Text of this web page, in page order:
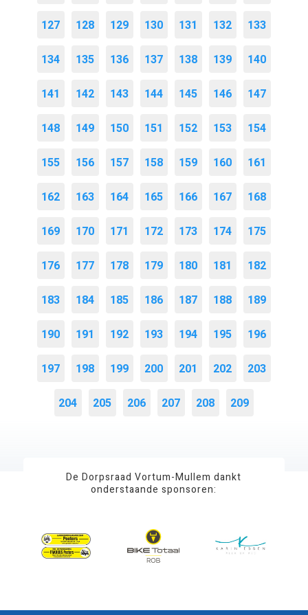
127 128 129 130 131 132 133
134 135 136 137 138 139 140
141 142 143 144 145 146 147
148 149 150 151 152 153 154
155 156 157 158 159 160 161
162 163 164 165 166 167 168
169 170 171 172 173 174 175
176 177 178 179 180 181 182
183 184 185 186 187 188 189
190 191 192 193 194 195 196
197 198 199 200 201 202 203
204 205 206 207 208 209
De Dorpsraad Vortum-Mullem dankt
onderstaande sponsoren: